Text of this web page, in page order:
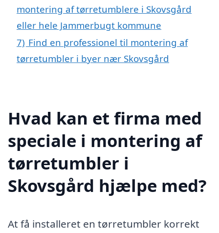
montering af tørretumblere i Skovsgård
eller hele Jammerbugt kommune
7) Find en professionel til montering af
tørretumbler i byer nær Skovsgård
Hvad kan et firma med
speciale i montering af
tørretumbler i
Skovsgård hjælpe med?
At få installeret en tørretumbler korrekt